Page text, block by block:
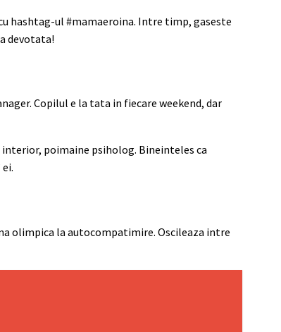
hashtag-ul #mamaeroina. Intre timp, gaseste
devotata!
Copilul e la tata in fiecare weekend, dar
interior, poimaine psiholog. Bineinteles ca
olimpica la autocompatimire. Oscileaza intre